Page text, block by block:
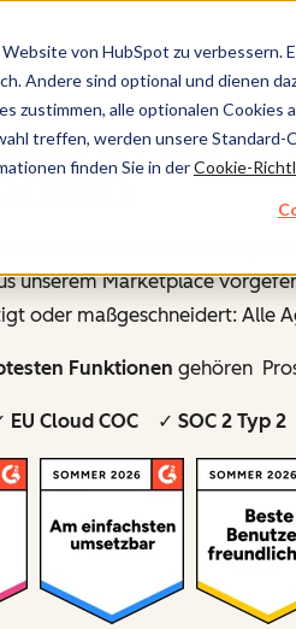
von HubSpot zu
Andere sind optional und dienen
zustimmen, alle optionalen
treffen, werden unsere
finden Sie in derCookie-
Sie
Ihre zentrale Schaltzentrale,
unserem Marketplace
oder maßgeschneidert: Alle
Funktionen gehören
Cloud COC ✓ SOC 2 Typ 2